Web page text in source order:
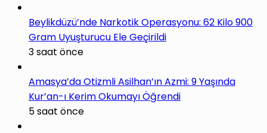
Beylikdüzü’nde Narkotik Operasyonu: 62 Kilo 900
Gram Uyuşturucu Ele Geçirildi
3 saat önce
Amasya’da Otizmli Asilhan’ın Azmi: 9 Yaşında
Kur’an-ı Kerim Okumayı Öğrendi
5 saat önce